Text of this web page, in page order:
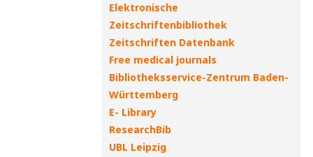
Elektronische
Zeitschriftenbibliothek
Zeitschriften Datenbank
Free medical journals
Bibliotheksservice-Zentrum Baden-
Württemberg
E- Library
ResearchBib
UBL Leipzig